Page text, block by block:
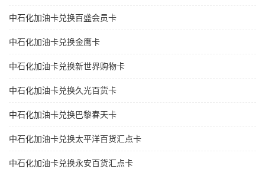
中石化加油卡兑换百盛会员卡
中石化加油卡兑换金鹰卡
中石化加油卡兑换新世界购物卡
中石化加油卡兑换久光百货卡
中石化加油卡兑换巴黎春天卡
中石化加油卡兑换太平洋百货汇点卡
中石化加油卡兑换永安百货汇点卡